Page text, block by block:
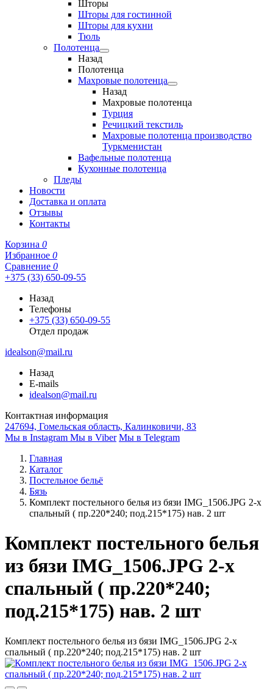
Шторы
Шторы для гостинной
Шторы для кухни
Тюль
Полотенца
Назад
Полотенца
Махровые полотенца
Назад
Махровые полотенца
Турция
Речицкий текстиль
Махровые полотенца производство
Туркменистан
Вафельные полотенца
Кухонные полотенца
Пледы
Новости
Доставка и оплата
Отзывы
Контакты
Корзина 0
Избранное 0
Сравнение 0
+375 (33) 650-09-55
Назад
Телефоны
+375 (33) 650-09-55
Отдел продаж
idealson@mail.ru
Назад
E-mails
idealson@mail.ru
Контактная информация
247694, Гомельская область, Калинковичи, 83
Мы в Instagram Мы в Viber Мы в Telegram
Главная
Каталог
Постельное бельё
Бязь
Комплект постельного белья из бязи IMG_1506.JPG 2-х
спальный ( пр.220*240; под.215*175) нав. 2 шт
Комплект постельного белья
из бязи IMG_1506.JPG 2-х
спальный ( пр.220*240;
под.215*175) нав. 2 шт
Комплект постельного белья из бязи IMG_1506.JPG 2-х
спальный ( пр.220*240; под.215*175) нав. 2 шт